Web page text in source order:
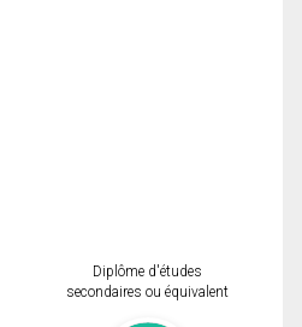
Diplôme d'études
secondaires ou équivalent